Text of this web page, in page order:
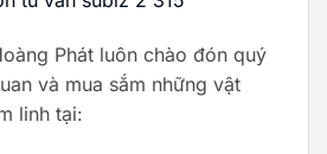
Phát luôn chào đón quý
và mua sắm những vật
linh tại: